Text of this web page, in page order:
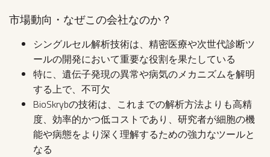
市場動向・なぜこの会社なのか？
シングルセル解析技術は、精密医療や次世代診断ツ
ールの開発において重要な役割を果たしている
特に、遺伝子発現の異常や病気のメカニズムを解明
する上で、不可欠
BioSkrybの技術は、これまでの解析方法よりも高精
度、効率的かつ低コストであり、研究者が細胞の機
能や病態をより深く理解するための強力なツールと
なる